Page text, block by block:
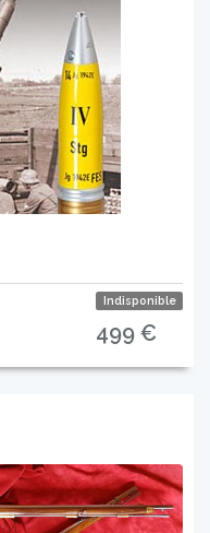
Indisponible
499 €